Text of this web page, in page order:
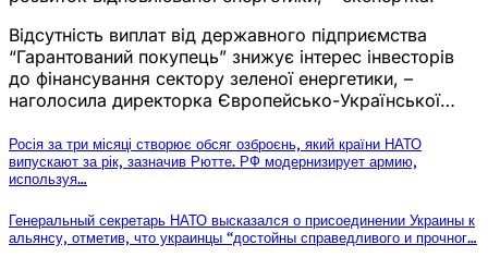
Відсутність виплат від державного підприємства
“Гарантований покупець” знижує інтерес інвесторів
до фінансування сектору зеленої енергетики, –
наголосила директорка Європейсько-Української…
Росія за три місяці створює обсяг озброєнь, який країни НАТО
випускают за рік, зазначив Рютте. РФ модернизирует армию,
используя…
Генеральный секретарь НАТО высказался о присоединении Украины к
альянсу, отметив, что украинцы “достойны справедливого и прочног…